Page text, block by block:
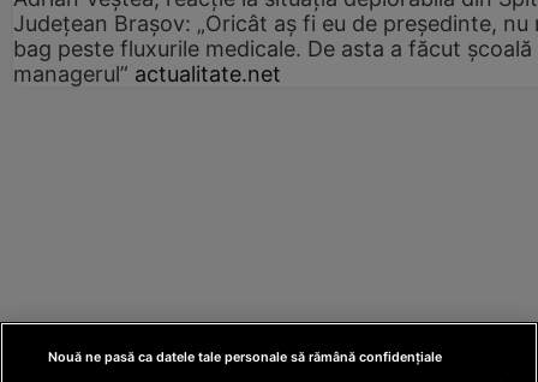
Județean Brașov: „Oricât aș fi eu de președinte, nu
bag peste fluxurile medicale. De asta a făcut școală
managerul” actualitate.net
Nouă ne pasă ca datele tale personale să rămână confidențiale